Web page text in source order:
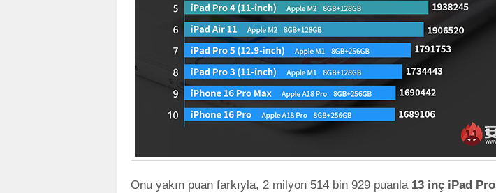
Onu yakın puan farkıyla, 2 milyon 514 bin 929 puanla 13 inç iPad